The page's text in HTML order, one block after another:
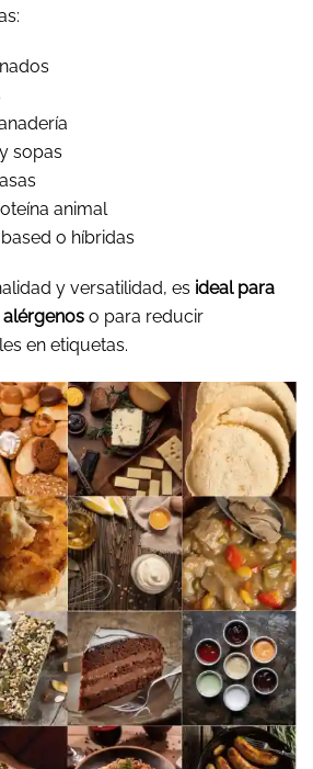
sopas
animal
o híbridas
y versatilidad, es ideal para
o para reducir
en etiquetas.